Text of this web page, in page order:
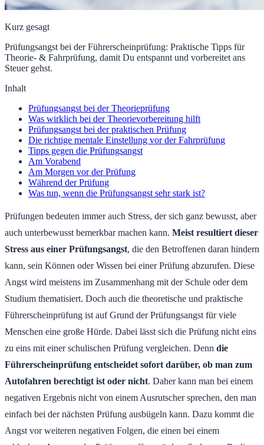
Kurz gesagt
Prüfungsangst bei der Führerscheinprüfung: Praktische Tipps für
Theorie- & Fahrprüfung, damit Du entspannt und vorbereitet ans
Steuer gehst.
Inhalt
Prüfungsangst bei der Theorieprüfung
Was wirklich bei der Theorievorbereitung hilft
Prüfungsangst bei der praktischen Prüfung
Die richtige mentale Einstellung vor der Fahrprüfung
Tipps gegen die Prüfungsangst
Am Vorabend
Am Morgen vor der Prüfung
Während der Prüfung
Was tun, wenn die Prüfungsangst sehr stark ist?
Prüfungen bedeuten immer auch Stress, der sich ganz bewusst, aber
auch unterbewusst bemerkbar machen kann. Meist resultiert dieser
Stress aus einer Prüfungsangst, die den Betroffenen daran hindern
kann, sein Können oder Wissen bei einer Prüfung abzurufen. Diese
Angst wird meistens im Zusammenhang mit der Schule oder dem
Studium thematisiert. Doch auch die theoretische und praktische
Führerscheinprüfung ist auf Grund der Prüfungsangst für viele
Menschen eine große Hürde. Dabei lässt sich die Prüfung nicht eins
zu eins mit einer schulischen Prüfung vergleichen. Denn die
Führerscheinprüfung entscheidet sofort darüber, ob man zum
Autofahren berechtigt ist oder nicht. Daher kann man bei einem
negativen Ergebnis nicht von einem Ausrutscher sprechen, den man
einfach bei der nächsten Prüfung ausbügeln kann. Dazu kommt die
Angst vor weiteren negativen Folgen, die einen bei einem